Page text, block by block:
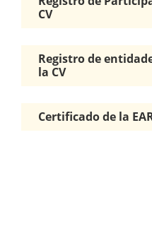
CV
Registro de
la CV
Certificado de la